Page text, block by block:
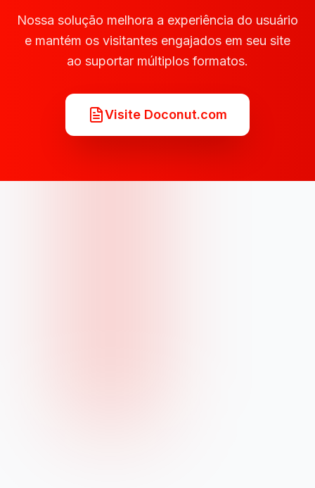
Nossa solução melhora a experiência do usuário
e mantém os visitantes engajados em seu site
ao suportar múltiplos formatos.
Visite Doconut.com